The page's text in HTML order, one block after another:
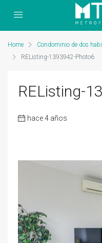
Home
Condominio de dos
REListing-1393942-Photo6
REListing-
hace 4 años